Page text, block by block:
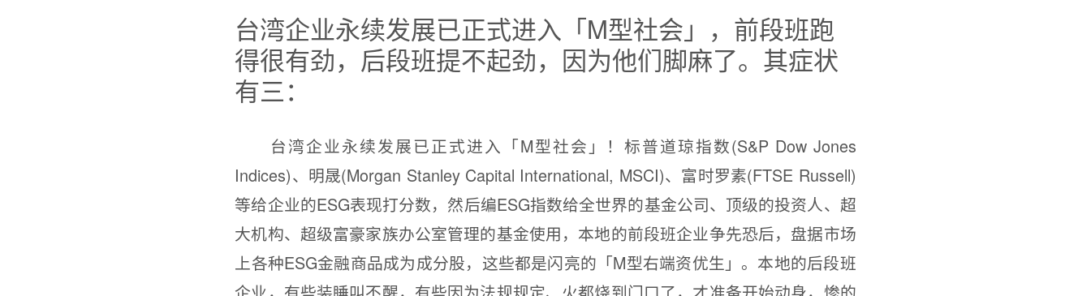
台湾企业永续发展已正式进入「M型社会」，前段班跑
得很有劲，后段班提不起劲，因为他们脚麻了。其症状
有三：
台湾企业永续发展已正式进入「M型社会」！标普道琼指数(S&P Dow Jones
Indices)、明晟(Morgan Stanley Capital International, MSCI)、富时罗素(FTSE Russell)
等给企业的ESG表现打分数，然后编ESG指数给全世界的基金公司、顶级的投资人、超
大机构、超级富豪家族办公室管理的基金使用，本地的前段班企业争先恐后，盘据市场
上各种ESG金融商品成为成分股，这些都是闪亮的「M型右端资优生」。本地的后段班
企业，有些装睡叫不醒，有些因为法规规定、火都烧到门口了，才准备开始动身，惨的